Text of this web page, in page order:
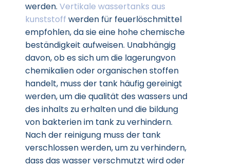
werden. Vertikale wassertanks aus
kunststoff werden für feuerlöschmittel
empfohlen, da sie eine hohe chemische
beständigkeit aufweisen. Unabhängig
davon, ob es sich um die lagerungvon
chemikalien oder organischen stoffen
handelt, muss der tank häufig gereinigt
werden, um die qualität des wassers und
des inhalts zu erhalten und die bildung
von bakterien im tank zu verhindern.
Nach der reinigung muss der tank
verschlossen werden, um zu verhindern,
dass das wasser verschmutzt wird oder